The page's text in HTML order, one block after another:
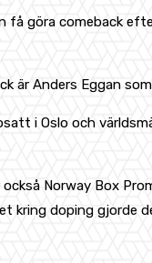
få göra comeback
är Anders Eggan
i Oslo och
också Norway Box
kring doping